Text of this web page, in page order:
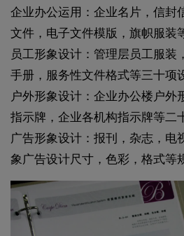
企业办公运用：企业名片，信封
文件，电子文件模版，旗帜服装
员工形象设计：管理层员工服装
手册，服务性文件格式等三十项
户外形象设计：企业办公楼户外
指示牌，企业各机构指示牌等二
广告形象设计：报刊，杂志，电
象广告设计尺寸，色彩，格式等